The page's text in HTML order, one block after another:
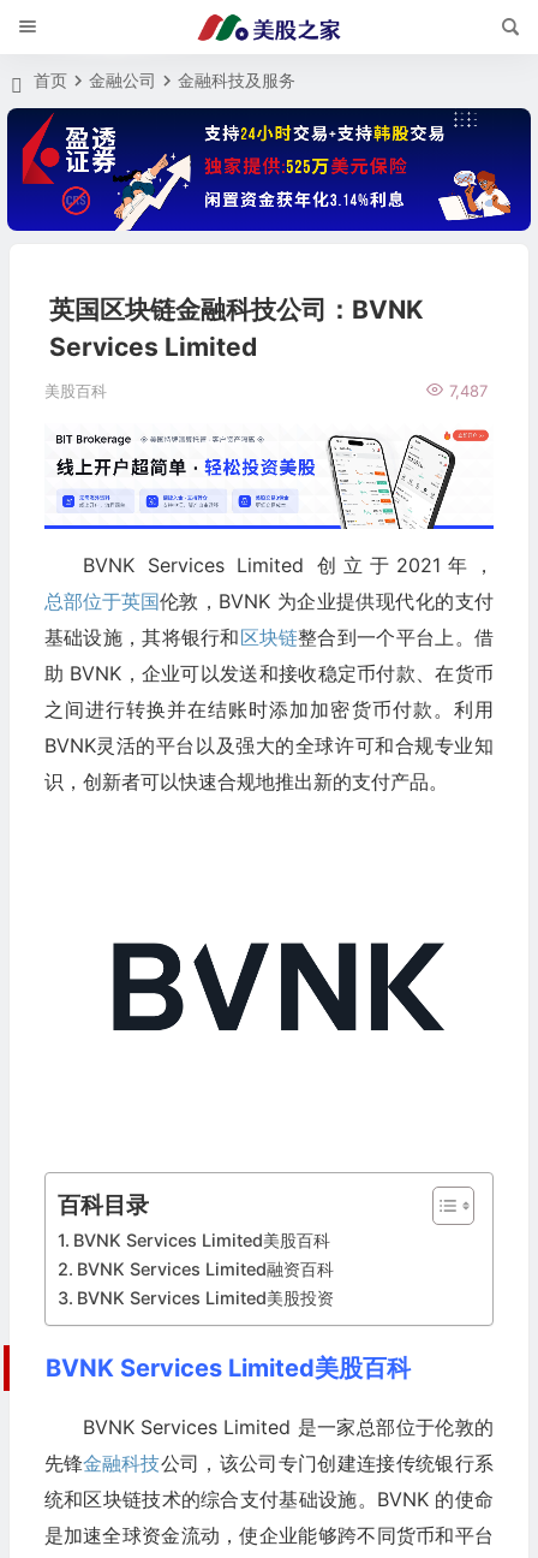
首页 金融公司 金融科技及服务
英国区块链金融科技公司：BVNK
Services Limited
美股百科 7,487
BVNK Services Limited 创立于2021年，
总部位于英国伦敦，BVNK 为企业提供现代化的支付
基础设施，其将银行和区块链整合到一个平台上。借
助 BVNK，企业可以发送和接收稳定币付款、在货币
之间进行转换并在结账时添加加密货币付款。利用
BVNK灵活的平台以及强大的全球许可和合规专业知
识，创新者可以快速合规地推出新的支付产品。
百科目录
BVNK Services Limited美股百科
BVNK Services Limited融资百科
BVNK Services Limited美股投资
BVNK Services Limited美股百科
BVNK Services Limited 是一家总部位于伦敦的
先锋金融科技公司，该公司专门创建连接传统银行系
统和区块链技术的综合支付基础设施。BVNK 的使命
是加速全球资金流动，使企业能够跨不同货币和平台